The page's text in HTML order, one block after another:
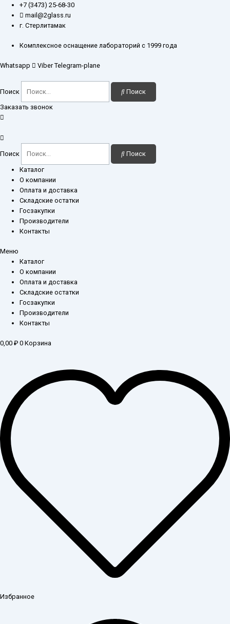
Перейти
содержимому
+7 (3473) 25-68-30
mail@2glass.ru
г. Стерлитамак
Комплексное оснащение лабораторий с 1999 года
Whatsapp Viber Telegram-plane
Поиск Поиск
Заказать звонок
Поиск Поиск
Каталог
О компании
Оплата и доставка
Складские остатки
Госзакупки
Производители
Контакты
Меню
Каталог
О компании
Оплата и доставка
Складские остатки
Госзакупки
Производители
Контакты
0,00 ₽ 0 Корзина
Избранное